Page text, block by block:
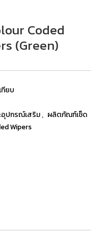
Coded
(Green)
ทียบ
อุปกรณ์เสริม, ผลิตภัณฑ์เช็ด
Wipers